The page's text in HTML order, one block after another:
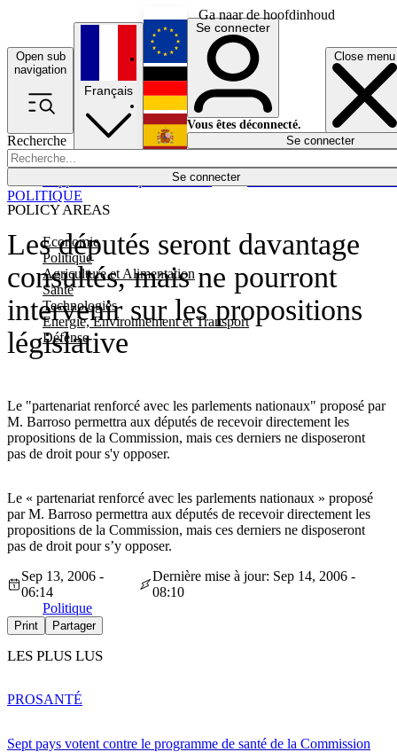
Ga naar de hoofdinhoud
Open sub
navigation
Close menu
Recherche
Se connecter
POLICY AREAS
Economie
Politique
Agriculture et Alimentation
Santé
Technologies
Energie, Environnement et Transport
Défense
Économie
Français
English
Deutsch
Español
Se connecter
Vous êtes déconnecté.
Se connecter
Les députés seront davantage
consultés, mais ne pourront
intervenir sur les propositions
législative
Le "partenariat renforcé avec les parlements nationaux" proposé par
M. Barroso permettra aux députés de recevoir directement les
propositions de la Commission, mais ces derniers ne disposeront
pas de droit pour s'y opposer.
POLITIQUE
Le « partenariat renforcé avec les parlements nationaux » proposé
par M. Barroso permettra aux députés de recevoir directement les
propositions de la Commission, mais ces derniers ne disposeront
pas de droit pour s’y opposer.
Sep 13, 2006 -
06:14
Dernière mise à jour: Sep 14, 2006 -
08:10
Politique
Print Partager
LES PLUS LUS
Sept pays votent contre le programme de santé de la Commission
PROSANTÉ